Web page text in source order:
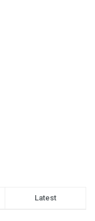
Latest